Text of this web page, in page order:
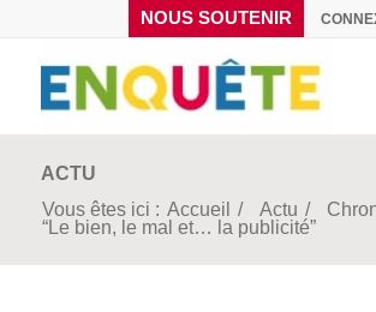
NOUS SOUTENIR
ACTU
Vous êtes ici : Accueil / Actu /
“Le bien, le mal et… la publicité”